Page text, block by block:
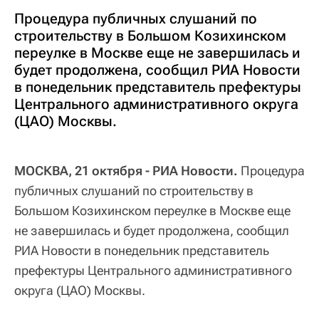
Процедура публичных слушаний по
строительству в Большом Козихинском
переулке в Москве еще не завершилась и
будет продолжена, сообщил РИА Новости
в понедельник представитель префектуры
Центрального административного округа
(ЦАО) Москвы.
МОСКВА, 21 октября - РИА Новости. Процедура
публичных слушаний по строительству в
Большом Козихинском переулке в Москве еще
не завершилась и будет продолжена, сообщил
РИА Новости в понедельник представитель
префектуры Центрального административного
округа (ЦАО) Москвы.